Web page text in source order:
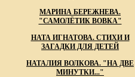
МАРИНА БЕРЕЖНЕВА.
"САМОЛЁТИК ВОВКА"
НАТА ИГНАТОВА. СТИХИ И
ЗАГАДКИ ДЛЯ ДЕТЕЙ
НАТАЛИЯ ВОЛКОВА. "НА ДВЕ
МИНУТКИ..."